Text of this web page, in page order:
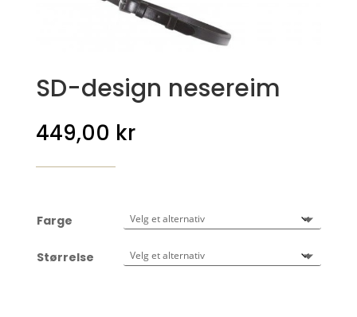
SD-design nesereim
449,00 kr
Farge
Størrelse